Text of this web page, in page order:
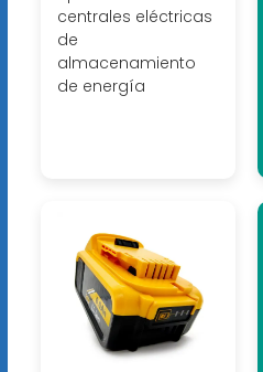
centrales eléctricas
de
almacenamiento
de energía